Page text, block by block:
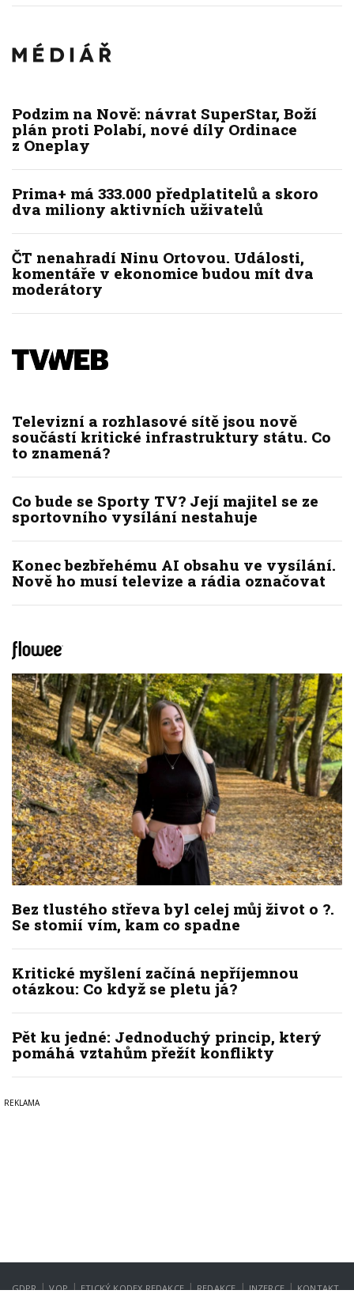
Podzim na Nově: návrat SuperStar, Boží
plán proti Polabí, nové díly Ordinace
z Oneplay
Prima+ má 333.000 předplatitelů a skoro
dva miliony aktivních uživatelů
ČT nenahradí Ninu Ortovou. Události,
komentáře v ekonomice budou mít dva
moderátory
Televizní a rozhlasové sítě jsou nově
součástí kritické infrastruktury státu. Co
to znamená?
Co bude se Sporty TV? Její majitel se ze
sportovního vysílání nestahuje
Konec bezbřehému AI obsahu ve vysílání.
Nově ho musí televize a rádia označovat
Bez tlustého střeva byl celej můj život o ?.
Se stomií vím, kam co spadne
Kritické myšlení začíná nepříjemnou
otázkou: Co když se pletu já?
Pět ku jedné: Jednoduchý princip, který
pomáhá vztahům přežít konflikty
GDPR | VOP | ETICKÝ KODEX REDAKCE | REDAKCE | INZERCE | KONTAKT